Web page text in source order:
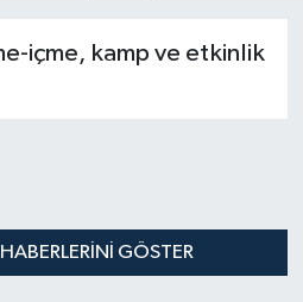
içme, kamp ve etkinlik
GÖSTER
ve Fikstür